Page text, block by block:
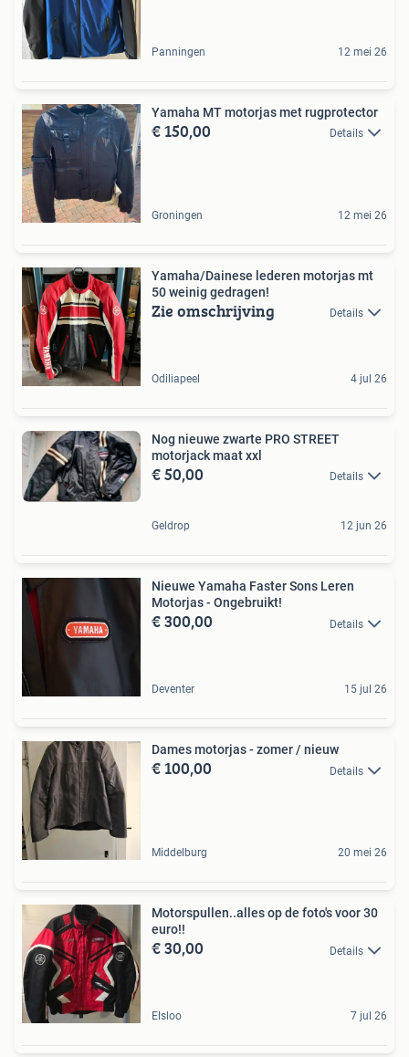
Panningen 12 mei 26
Yamaha MT motorjas met rugprotector
€ 150,00 Details
Groningen 12 mei 26
Yamaha/Dainese lederen motorjas mt
50 weinig gedragen!
Zie omschrijving Details
Odiliapeel 4 jul 26
Nog nieuwe zwarte PRO STREET
motorjack maat xxl
€ 50,00 Details
Geldrop 12 jun 26
Nieuwe Yamaha Faster Sons Leren
Motorjas - Ongebruikt!
€ 300,00 Details
Deventer 15 jul 26
Dames motorjas - zomer / nieuw
€ 100,00 Details
Middelburg 20 mei 26
Motorspullen..alles op de foto's voor 30
euro!!
€ 30,00 Details
Elsloo 7 jul 26